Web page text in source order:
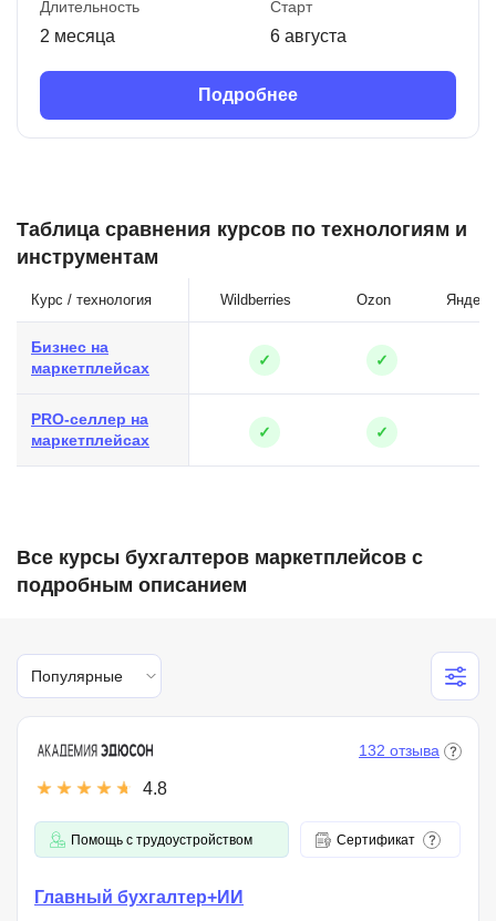
Длительность
2 месяца
Старт
6 августа
Подробнее
Таблица сравнения курсов по технологиям и
инструментам
Курс / технология Wildberries Ozon
Бизнес на
маркетплейсах
✓ ✓
PRO-селлер на
маркетплейсах
✓ ✓
Все курсы бухгалтеров маркетплейсов с
подробным описанием
Популярные
4.8
132 отзыва
Помощь с трудоустройством Сертификат
Главный бухгалтер+ИИ